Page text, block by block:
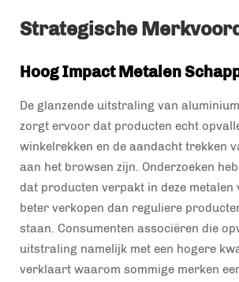
Strategische
Hoog Impact Metalen
De glanzende uitstraling van
zorgt ervoor dat producten echt
winkelrekken en de aandacht trekken
aan het browsen zijn. Onderzoeken
dat producten verpakt in deze metalen
beter verkopen dan reguliere
staan. Consumenten associëren die
uitstraling namelijk met een hogere
verklaart waarom sommige merken